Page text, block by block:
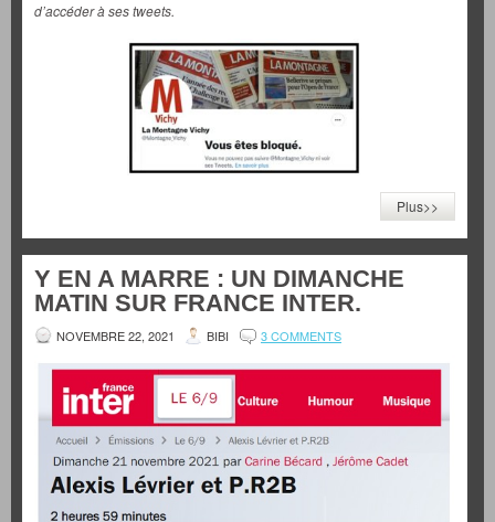
d’accéder à ses tweets.
Plus>>
Y EN A MARRE : UN DIMANCHE
MATIN SUR FRANCE INTER.
NOVEMBRE 22, 2021 BIBI 3 COMMENTS